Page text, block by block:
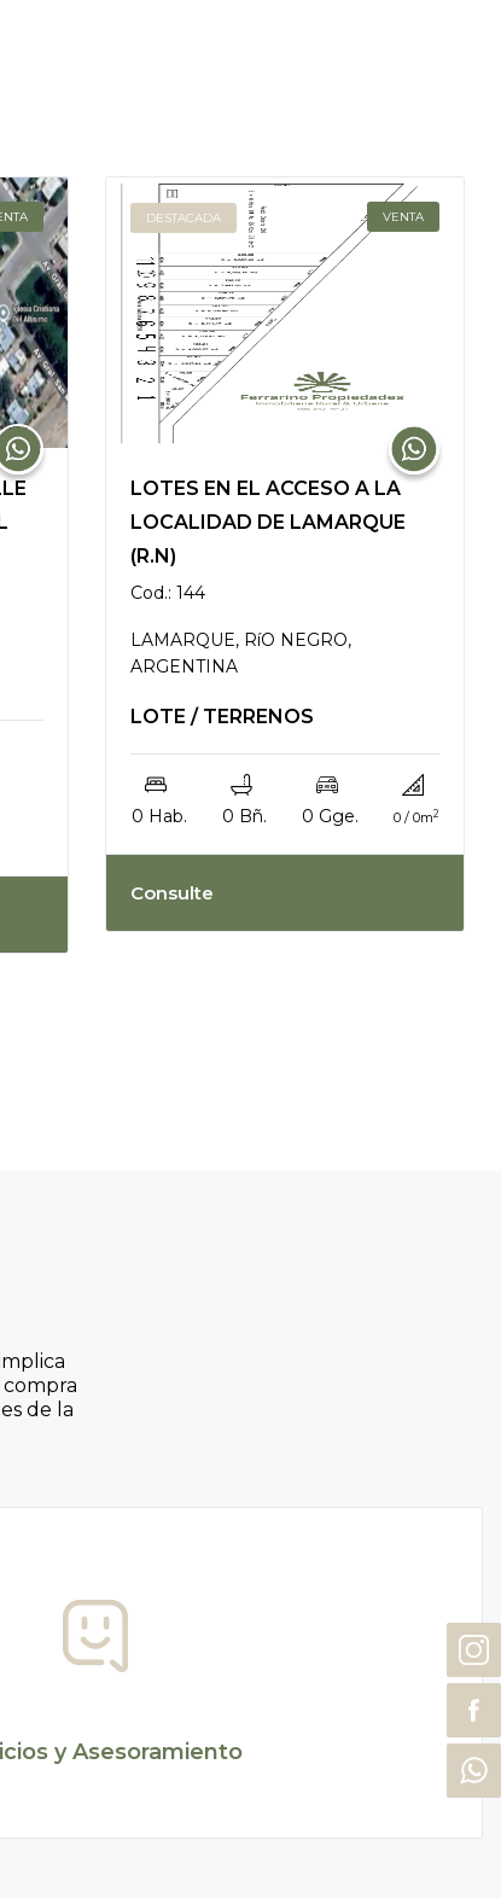
DESTACADA VENTA
LOTES EN EL ACCESO A LA
LOCALIDAD DE LAMARQUE
(R.N)
Cod.: 144
LAMARQUE, RíO NEGRO,
ARGENTINA
LOTE / TERRENOS
0 Hab. 0 Bñ. 0 Gge. 0 / 0m2
Consulte
de la
y Asesoramiento